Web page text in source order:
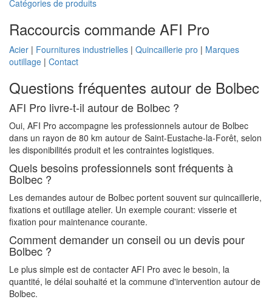
Catégories de produits
Raccourcis commande AFI Pro
Acier | Fournitures industrielles | Quincaillerie pro | Marques
outillage | Contact
Questions fréquentes autour de Bolbec
AFI Pro livre-t-il autour de Bolbec ?
Oui, AFI Pro accompagne les professionnels autour de Bolbec
dans un rayon de 80 km autour de Saint-Eustache-la-Forêt, selon
les disponibilités produit et les contraintes logistiques.
Quels besoins professionnels sont fréquents à
Bolbec ?
Les demandes autour de Bolbec portent souvent sur quincaillerie,
fixations et outillage atelier. Un exemple courant: visserie et
fixation pour maintenance courante.
Comment demander un conseil ou un devis pour
Bolbec ?
Le plus simple est de contacter AFI Pro avec le besoin, la
quantité, le délai souhaité et la commune d'intervention autour de
Bolbec.